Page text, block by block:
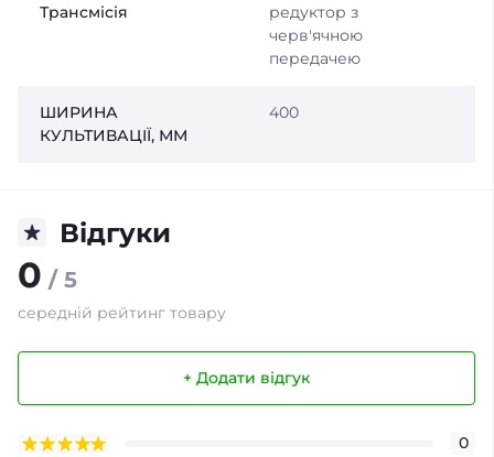
Трансмісія
редуктор з
черв'ячною
передачею
ШИРИНА
КУЛЬТИВАЦІЇ, ММ
400
Відгуки
0 / 5
середній рейтинг товару
+ Додати відгук
0